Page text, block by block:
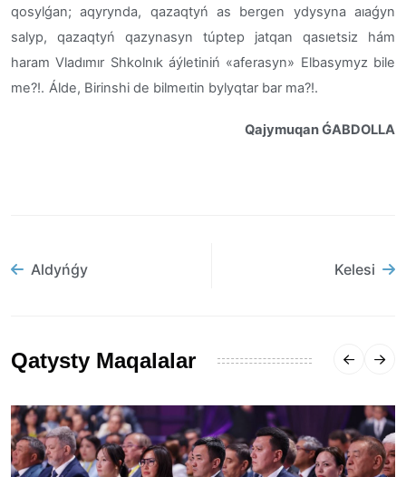
qosylǵan; aqyrynda, qazaqtyń as bergen ydysyna aıaǵyn
salyp, qazaqtyń qazynasyn túptep jatqan qasıetsiz hám
haram Vladımır Shkolnık áýletiniń «aferasyn» Elbasymyz bile
me?!. Álde, Birinshi de bilmeıtin bylyqtar bar ma?!.
Qajymuqan ǴABDOLLA
Aldyńǵy Kelesi
Qatysty Maqalalar